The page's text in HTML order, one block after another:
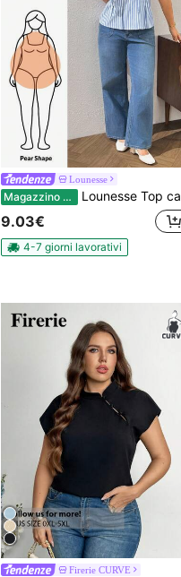
Lounesse
Magazzino EU Lounesse Top casual a righe versatile per uso quotidiano da donna taglie forti
9.03€
4-7 giorni lavorativi
Firerie CURVE